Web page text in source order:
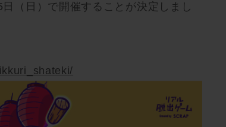
（日）で開催することが決定しまし